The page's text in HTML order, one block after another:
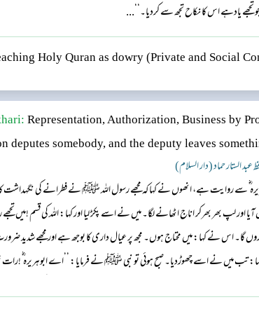
یادہے اس کا نکاح تجھ سے کردیا۔‘‘...
Holy Quran as dowry (Private and Social
Representation, Authorization, Business by
deputes somebody, and the deputy leaves
الستار حماد (دار السلام)
سے روایت ہے، انھوں نے کہا کہ مجھے رسول اللہ ﷺ نے فطرانے کی نگہداشت کا
لپ بھر بھرکر اناج اٹھانے لگا۔ میں نے اسے پکڑ لیا اور کہا: اللہ کی قسم !میں تجھے
اس نے کہا: میں محتاج ہوں۔ مجھ پر عیال داری کا بوجھ ہے اور مجھے شدید
تب میں نے اسے چھوڑدیا۔ صبح ہوئی تو نبی ﷺ نے فرمایا: ’’اے ابوہریرہ